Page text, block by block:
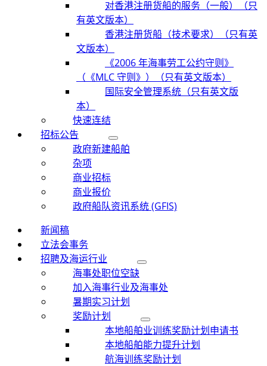
对香港注册货船的服务（一般）（只
有英文版本）
香港注册货船（技术要求）（只有英
文版本）
《2006 年海事劳工公约守则》
（《MLC 守则》）（只有英文版本）
国际安全管理系统（只有英文版
本）
快速连结
招标公告
政府新建船舶
杂项
商业招标
商业报价
政府船队资讯系统 (GFIS)
新闻稿
立法会事务
招聘及海运行业
海事处职位空缺
加入海事行业及海事处
暑期实习计划
奖励计划
本地船舶业训练奖励计划申请书
本地船舶能力提升计划
航海训练奖励计划